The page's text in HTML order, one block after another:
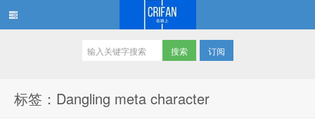
订阅
标签：Dangling meta character